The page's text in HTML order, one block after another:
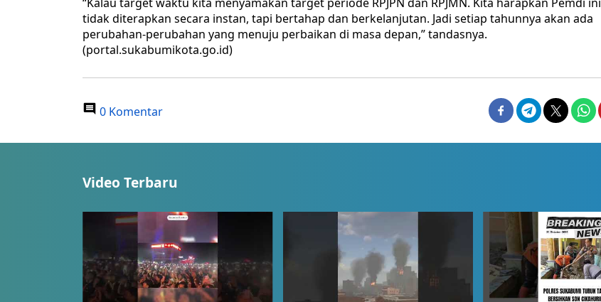
tidak diterapkan secara instan, tapi bertahap dan berkelanjutan. Jadi setiap tahunnya akan ada
perubahan-perubahan yang menuju perbaikan di masa depan,” tandasnya.
(portal.sukabumikota.go.id)
0 Komentar
Video Terbaru